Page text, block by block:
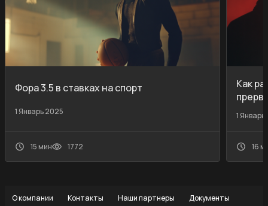
Фора 3.5 в ставках на спорт
1 Январь 2025
15 мин 1772
Как
1
16
О компании Контакты Наши партнеры
Документы